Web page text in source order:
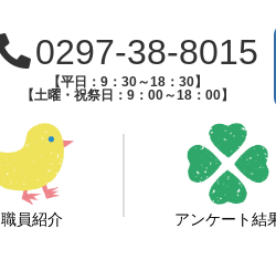
0297-38-8015
【平日：9：30～18：30】
【土曜・祝祭日：9：00～18：00】
職員紹介 アンケート結